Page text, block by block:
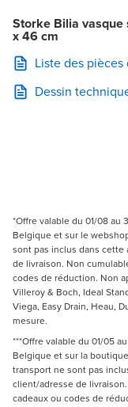
Storke Bilia
x 46 cm
Liste des
Dessin
*Offre valable du 01/08 au
Belgique et sur le
sont pas inclus dans
de livraison. Non
codes de réduction. Non
Villeroy & Boch, Ideal
Viega, Easy Drain, Heau,
mesure.
***Offre valable du 01/05
Belgique et sur la
transport ne sont pas
client/adresse de
cadeaux ou codes de